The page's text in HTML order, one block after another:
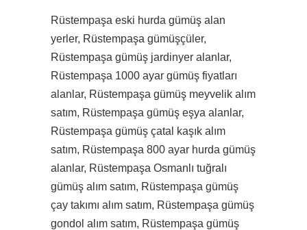
Rüstempaşa eski hurda gümüş alan
yerler, Rüstempaşa gümüşçüler,
Rüstempaşa gümüş jardinyer alanlar,
Rüstempaşa 1000 ayar gümüş fiyatları
alanlar, Rüstempaşa gümüş meyvelik alım
satım, Rüstempaşa gümüş eşya alanlar,
Rüstempaşa gümüş çatal kaşık alım
satım, Rüstempaşa 800 ayar hurda gümüş
alanlar, Rüstempaşa Osmanlı tuğralı
gümüş alım satım, Rüstempaşa gümüş
çay takımı alım satım, Rüstempaşa gümüş
gondol alım satım, Rüstempaşa gümüş